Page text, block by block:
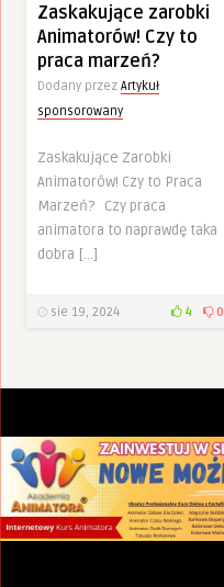
Zaskakujące zarobki
Animatorów! Czy to
praca marzeń?
Dodany przez Artykuł
sponsorowany
Zaskakujące Zarobki
Animatorów! Czy to Praca
Marzeń? Czy praca
animatora to naprawdę taka
dobra […]
sie 19, 2024 4 0